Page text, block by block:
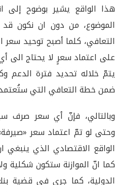
هذا الواقع يشير بوضوح إلى
الموضوع، من دون ان نكون قد
التعافي، كلما أصبح توحيد
على اعتماد سعرٍ لا يحتاج الى
يتمّ خلاله تحديد فترة الدعم
ضمن خطة التعافي التي
وحتى لو تمّ اعتماد سعر
الواقع الاقتصادي الذي
كما انّ الموازنة ستكون شكلية
الدولية، كما جرى في قضية